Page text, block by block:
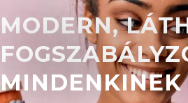
MODERN,
MINDENKINEK